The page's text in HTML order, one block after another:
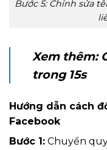
Bước 5: Chỉnh sửa
Xem thêm:
trong 15s
Hướng dẫn cách
Facebook
Bước 1: Chuyển